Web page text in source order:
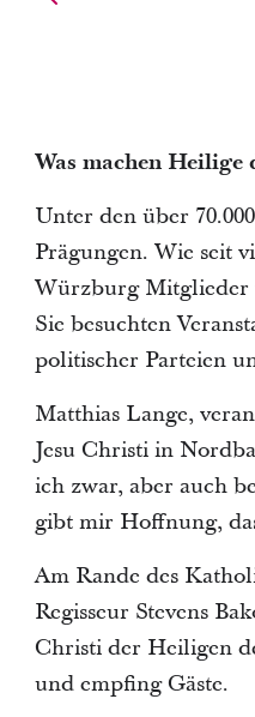
Was machen
Unter den über
Prägungen. Wie seit
Würzburg Mitglieder
Sie besuchten
politischer Parteien
Matthias Lange,
Jesu Christi in
ich zwar, aber auch
gibt mir Hoffnung,
Am Rande des
Regisseur Stevens
Christi der Heiligen
und empfing Gäste.